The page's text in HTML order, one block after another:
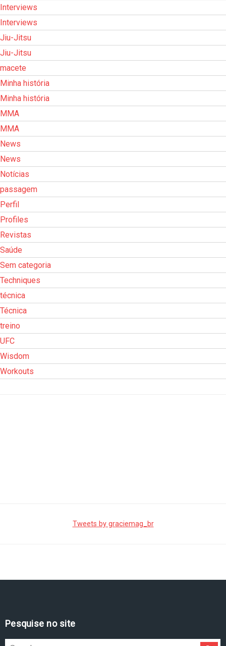
Interviews
Interviews
Jiu-Jitsu
Jiu-Jitsu
macete
Minha história
Minha história
MMA
MMA
News
News
Notícias
passagem
Perfil
Profiles
Revistas
Saúde
Sem categoria
Techniques
técnica
Técnica
treino
UFC
Wisdom
Workouts
Tweets by graciemag_br
Pesquise no site